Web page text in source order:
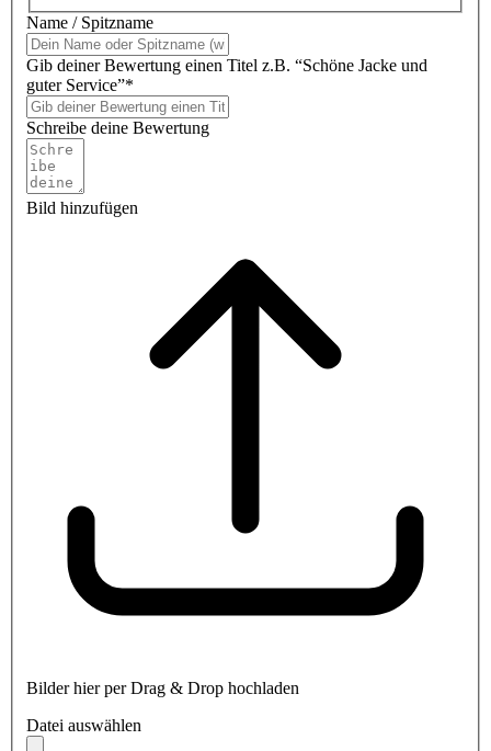
Name / Spitzname
Gib deiner Bewertung einen Titel z.B. “Schöne Jacke und
guter Service”*
Schreibe deine Bewertung
Bild hinzufügen
Bilder hier per Drag & Drop hochladen
Datei auswählen